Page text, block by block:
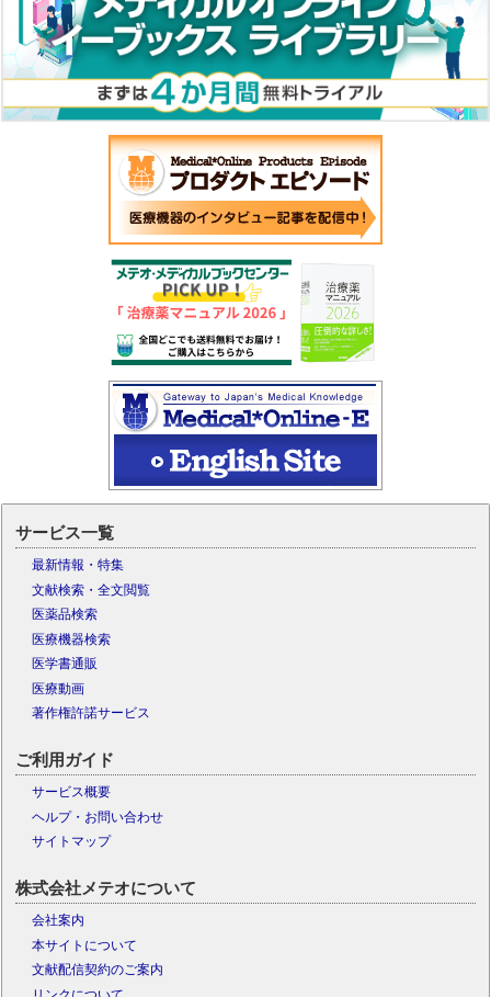
サービス一覧
最新情報・特集
文献検索・全文閲覧
医薬品検索
医療機器検索
医学書通販
医療動画
著作権許諾サービス
ご利用ガイド
サービス概要
ヘルプ・お問い合わせ
サイトマップ
株式会社メテオについて
会社案内
本サイトについて
文献配信契約のご案内